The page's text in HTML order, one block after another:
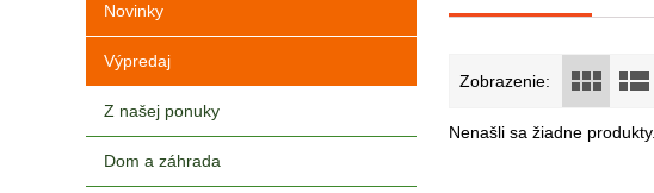
Zobrazenie:
Nenašli sa žiadne produkty.
Novinky
Výpredaj
Z našej ponuky
Dom a záhrada